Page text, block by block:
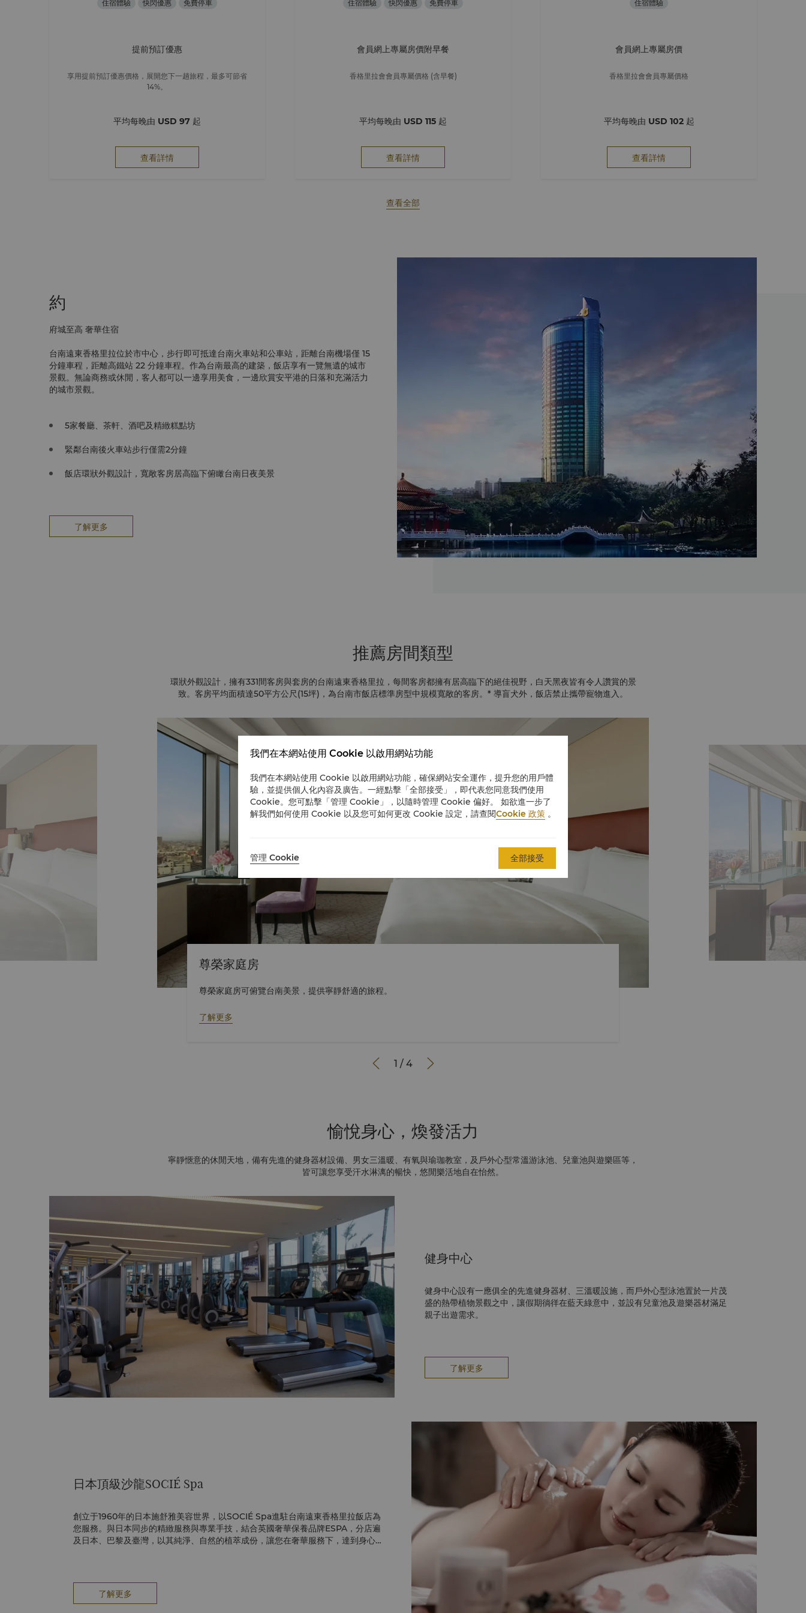
住宿體驗 快閃優惠 免費停車
提前預訂優惠
享用提前預訂優惠價格，展開您下一趟旅程，最多可節省
14%。
平均每晚由 USD 97 起
查看詳情
住宿體驗 快閃優惠 免費停車
會員網上專屬房價附早餐
香格里拉會會員專屬價格 (含早餐)
平均每晚由 USD 115 起
查看詳情
住宿體驗
會員網上專屬房價
香格里拉會會員專屬價格
平均每晚由 USD 102 起
查看詳情
查看全部
約
府城至高 奢華住宿
台南遠東香格里拉位於市中心，步行即可抵達台南火車站和公車站，距離台南機場僅 15
分鐘車程，距離高鐵站 22 分鐘車程。作為台南最高的建築，飯店享有一覽無遺的城市
景觀。無論商務或休閒，客人都可以一邊享用美食，一邊欣賞安平港的日落和充滿活力
的城市景觀。
5家餐廳、茶軒、酒吧及精緻糕點坊
緊鄰台南後火車站步行僅需2分鐘
飯店環狀外觀設計，寬敞客房居高臨下俯瞰台南日夜美景
了解更多
推薦房間類型
環狀外觀設計，擁有331間客房與套房的台南遠東香格里拉，每間客房都擁有居高臨下的絕佳視野，白天黑夜皆有令人讚賞的景
致。客房平均面積達50平方公尺(15坪)，為台南市飯店標準房型中規模寬敞的客房。* 導盲犬外，飯店禁止攜帶寵物進入。
尊榮家庭房
尊榮家庭房可俯覽台南美景，提供寧靜舒適的旅程。
了解更多
 1 /4 
愉悅身心，煥發活力
寧靜愜意的休閒天地，備有先進的健身器材設備、男女三溫暖、有氧與瑜珈教室，及戶外心型常溫游泳池、兒童池與遊樂區等，
皆可讓您享受汗水淋漓的暢快，悠閒樂活地自在怡然。
健身中心
健身中心設有一應俱全的先進健身器材、三溫暖設施，而戶外心型泳池置於一片茂
盛的熱帶植物景觀之中，讓假期徜徉在藍天綠意中，並設有兒童池及遊樂器材滿足
親子出遊需求。
了解更多
日本頂級沙龍SOCIÉ Spa
創立于1960年的日本施舒雅美容世界，以SOCIÉ Spa進駐台南遠東香格里拉飯店為
您服務。與日本同步的精緻服務與專業手技，結合英國奢華保養品牌ESPA，分店遍
及日本、巴黎及臺灣，以其純淨、自然的植萃成份，讓您在奢華服務下，達到身心
了解更多
我們在本網站使用 Cookie 以啟用網站功能
我們在本網站使用 Cookie 以啟用網站功能，確保網站安全運作，提升您的用戶體
驗，並提供個人化內容及廣告。一經點擊「全部接受」，即代表您同意我們使用
Cookie。您可點擊「管理 Cookie」，以隨時管理 Cookie 偏好。 如欲進一步了
解我們如何使用 Cookie 以及您可如何更改 Cookie 設定，請查閱Cookie 政策 。
管理 Cookie 全部接受